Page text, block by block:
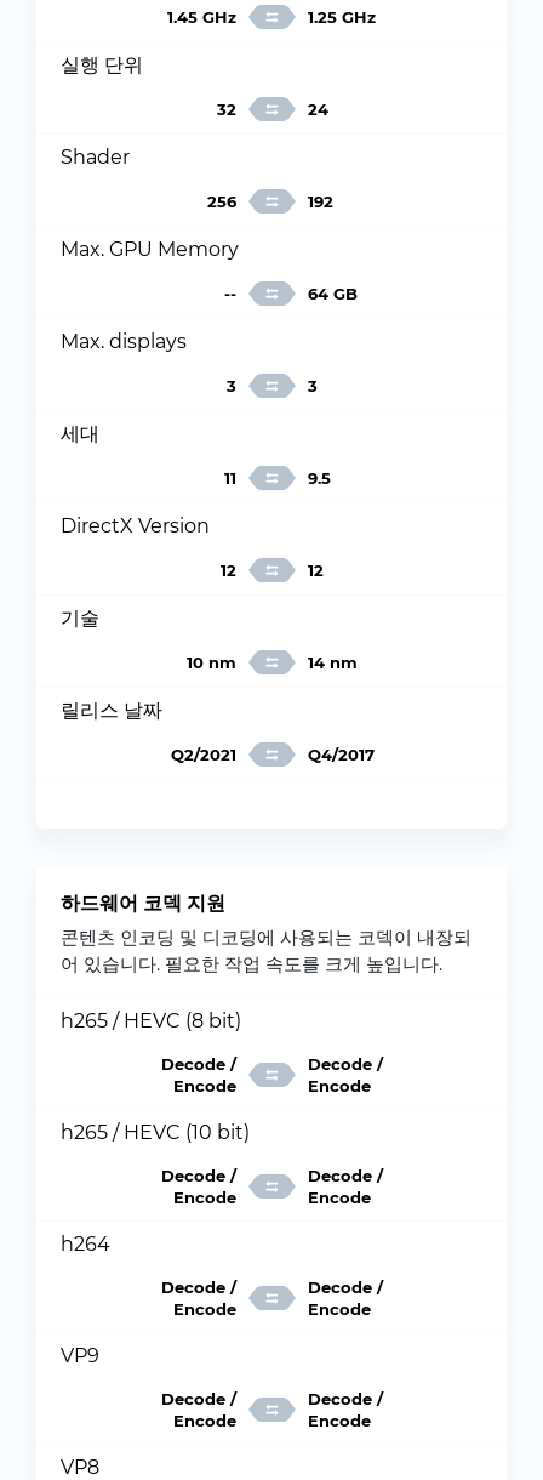
1.45 GHz 1.25 GHz
실행 단위
32 24
Shader
256 192
Max. GPU Memory
-- 64 GB
Max. displays
3 3
세대
11 9.5
DirectX Version
12 12
기술
10 nm 14 nm
릴리스 날짜
Q2/2021 Q4/2017
하드웨어 코덱 지원
콘텐츠 인코딩 및 디코딩에 사용되는 코덱이 내장되
어 있습니다. 필요한 작업 속도를 크게 높입니다.
h265 / HEVC (8 bit)
Decode /
Encode
Decode /
Encode
h265 / HEVC (10 bit)
Decode /
Encode
Decode /
Encode
h264
Decode /
Encode
Decode /
Encode
VP9
Decode /
Encode
Decode /
Encode
VP8